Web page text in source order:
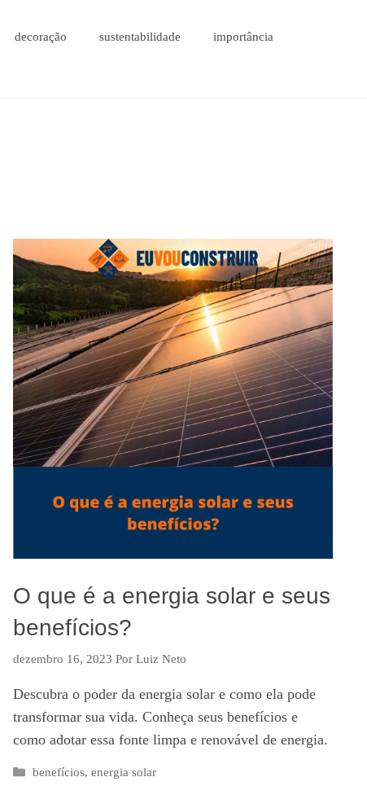
decoração sustentabilidade importância
O que é a energia solar e seus
benefícios?
dezembro 16, 2023 Por Luiz Neto
Descubra o poder da energia solar e como ela pode
transformar sua vida. Conheça seus benefícios e
como adotar essa fonte limpa e renovável de energia.
Categorias
benefícios,energia solar